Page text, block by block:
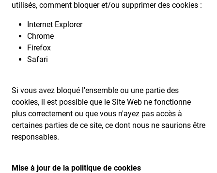
utilisés, comment bloquer et/ou supprimer des cookies :
Internet Explorer
Chrome
Firefox
Safari
Si vous avez bloqué l'ensemble ou une partie des
cookies, il est possible que le Site Web ne fonctionne
plus correctement ou que vous n'ayez pas accès à
certaines parties de ce site, ce dont nous ne saurions être
responsables.
Mise à jour de la politique de cookies